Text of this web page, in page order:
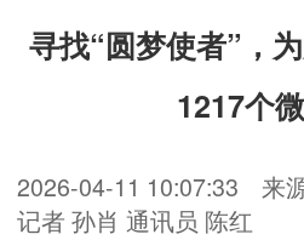
寻找“圆梦使者”，
1217个
2026-04-11 10:07:33
来
记者 孙肖 通讯员 陈红